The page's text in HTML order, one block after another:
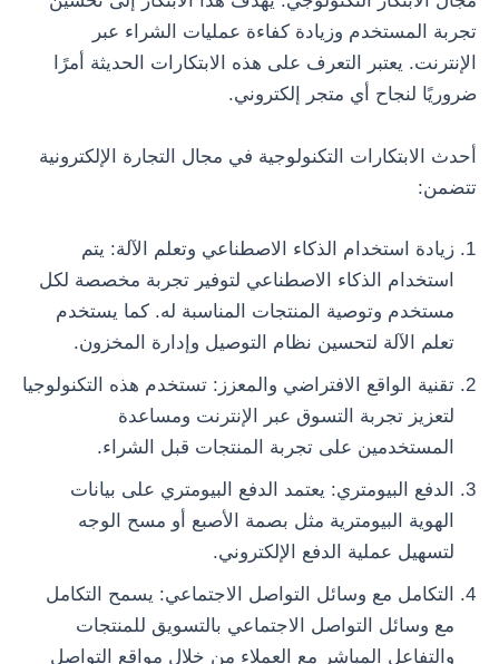
تجربة المستخدم وزيادة كفاءة عمليات الشراء عبر
الإنترنت. يعتبر التعرف على هذه الابتكارات الحديثة أمرًا
ضروريًا لنجاح أي متجر إلكتروني.
أحدث الابتكارات التكنولوجية في مجال التجارة الإلكترونية
تتضمن:
زيادة استخدام الذكاء الاصطناعي وتعلم الآلة: يتم
استخدام الذكاء الاصطناعي لتوفير تجربة مخصصة لكل
مستخدم وتوصية المنتجات المناسبة له. كما يستخدم
تعلم الآلة لتحسين نظام التوصيل وإدارة المخزون.
تقنية الواقع الافتراضي والمعزز: تستخدم هذه التكنولوجيا
لتعزيز تجربة التسوق عبر الإنترنت ومساعدة
المستخدمين على تجربة المنتجات قبل الشراء.
الدفع البيومتري: يعتمد الدفع البيومتري على بيانات
الهوية البيومترية مثل بصمة الأصبع أو مسح الوجه
لتسهيل عملية الدفع الإلكتروني.
التكامل مع وسائل التواصل الاجتماعي: يسمح التكامل
مع وسائل التواصل الاجتماعي بالتسويق للمنتجات
والتفاعل المباشر مع العملاء من خلال مواقع التواصل